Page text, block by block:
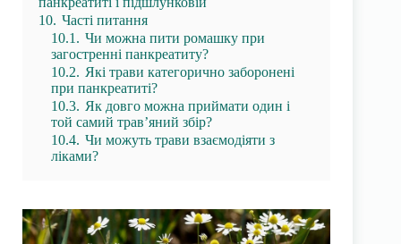
10. Часті питання
10.1. Чи можна пити ромашку при
загостренні панкреатиту?
10.2. Які трави категорично заборонені
при панкреатиті?
10.3. Як довго можна приймати один і
той самий трав’яний збір?
10.4. Чи можуть трави взаємодіяти з
ліками?